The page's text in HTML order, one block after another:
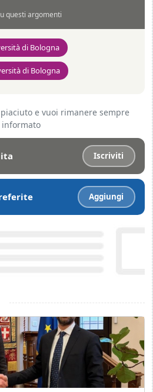
questi argomenti
di Bologna
di Bologna
e vuoi rimanere sempre
informato
Iscriviti
Aggiungi